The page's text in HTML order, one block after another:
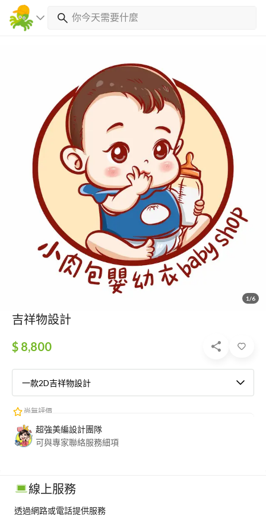
1/6
吉祥物設計
尚無評價
$ 8,800
一款2D吉祥物設計
超強美編設計團隊
可與專家聯絡服務細項
線上服務
透過網路或電話提供服務